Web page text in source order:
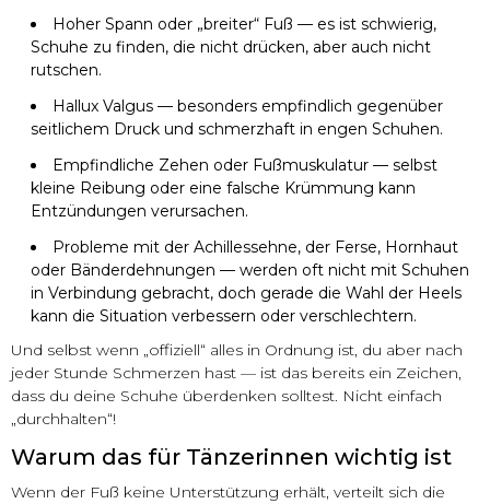
Hoher Spann oder „breiter“ Fuß — es ist schwierig,
Schuhe zu finden, die nicht drücken, aber auch nicht
rutschen.
Hallux Valgus — besonders empfindlich gegenüber
seitlichem Druck und schmerzhaft in engen Schuhen.
Empfindliche Zehen oder Fußmuskulatur — selbst
kleine Reibung oder eine falsche Krümmung kann
Entzündungen verursachen.
Probleme mit der Achillessehne, der Ferse, Hornhaut
oder Bänderdehnungen — werden oft nicht mit Schuhen
in Verbindung gebracht, doch gerade die Wahl der Heels
kann die Situation verbessern oder verschlechtern.
Und selbst wenn „offiziell“ alles in Ordnung ist, du aber nach
jeder Stunde Schmerzen hast — ist das bereits ein Zeichen,
dass du deine Schuhe überdenken solltest. Nicht einfach
„durchhalten“!
Warum das für Tänzerinnen wichtig ist
Wenn der Fuß keine Unterstützung erhält, verteilt sich die